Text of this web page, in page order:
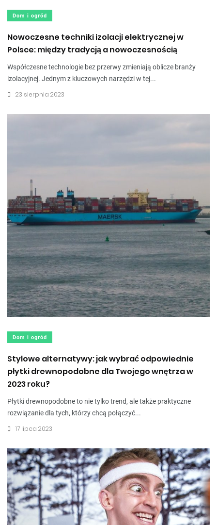
Dom i ogród
Nowoczesne techniki izolacji elektrycznej w
Polsce: między tradycją a nowoczesnością
Współczesne technologie bez przerwy zmieniają oblicze branży
izolacyjnej. Jednym z kluczowych narzędzi w tej...
23 sierpnia 2023
Dom i ogród
Stylowe alternatywy: jak wybrać odpowiednie
płytki drewnopodobne dla Twojego wnętrza w
2023 roku?
Płytki drewnopodobne to nie tylko trend, ale także praktyczne
rozwiązanie dla tych, którzy chcą połączyć...
17 lipca 2023